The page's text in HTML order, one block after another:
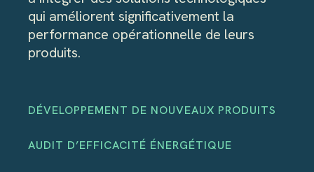
qui améliorent significativement la
performance opérationnelle de leurs
produits.
DÉVELOPPEMENT DE NOUVEAUX PRODUITS
AUDIT D’EFFICACITÉ ÉNERGÉTIQUE